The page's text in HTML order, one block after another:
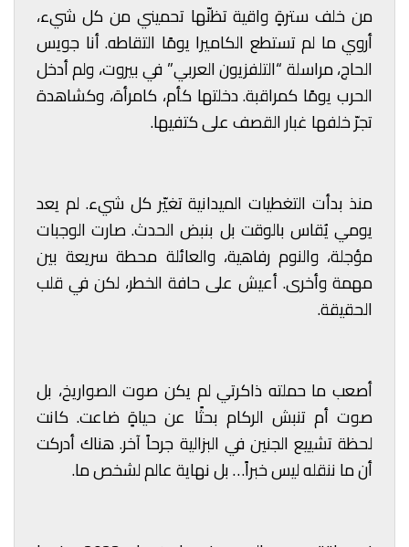
من خلف سترةٍ واقية تظنّها تحميني من كل شيء،
أروي ما لم تستطع الكاميرا يومًا التقاطه. أنا جويس
الحاج، مراسلة “التلفزيون العربي” في بيروت، ولم أدخل
الحرب يومًا كمراقبة. دخلتها كأم، كامرأة، وكشاهدة
تجرّ خلفها غبار القصف على كتفيها.
منذ بدأت التغطيات الميدانية تغيّر كل شيء. لم يعد
يومي يُقاس بالوقت بل بنبض الحدث. صارت الوجبات
مؤجلة، والنوم رفاهية، والعائلة محطة سريعة بين
مهمة وأخرى. أعيش على حافة الخطر، لكن في قلب
الحقيقة.
أصعب ما حملته ذاكرتي لم يكن صوت الصواريخ، بل
صوت أم تنبش الركام بحثًا عن حياةٍ ضاعت. كانت
لحظة تشييع الجنين في البزالية جرحاً آخر. هناك أدركت
أن ما ننقله ليس خبراً… بل نهاية عالم لشخص ما.